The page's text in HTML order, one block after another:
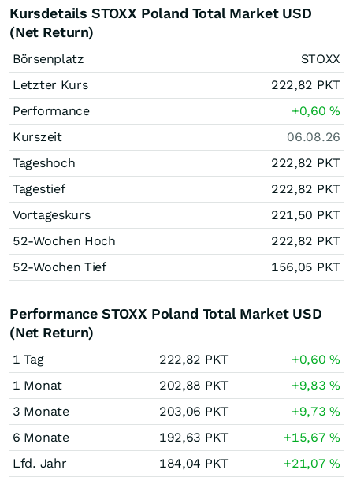
Kursdetails STOXX Poland Total Market USD
(Net Return)
Börsenplatz
STOXX
Letzter Kurs
222,82 PKT
Performance
+0,60%
Kurszeit
06.08.26
Tageshoch
222,82 PKT
Tagestief
222,82 PKT
Vortageskurs
221,50 PKT
52-Wochen Hoch
222,82 PKT
52-Wochen Tief
156,05 PKT
Performance STOXX Poland Total Market USD
(Net Return)
1 Tag 222,82 PKT +0,60%
1 Monat
202,88 PKT +9,83%
3 Monate
203,06 PKT +9,73%
6 Monate
192,63 PKT +15,67%
Lfd. Jahr
184,04 PKT +21,07%